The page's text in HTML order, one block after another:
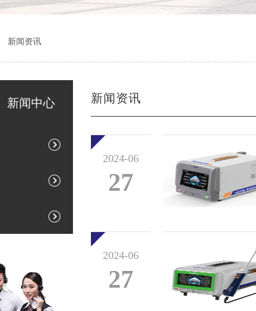
新闻资讯
新闻中心 新闻资讯
2024-06
27
2024-06
27